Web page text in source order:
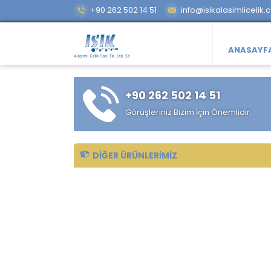
+90 262 502 14 51
+90 262 502 14 51
Görüşleriniz Bizim İçin Önemlidir.
DIĞER ÜRÜNLERIMIZ